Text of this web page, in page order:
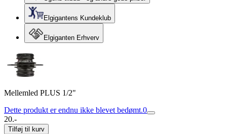
Elgigantens Kundeklub
Elgiganten Erhverv
Mellemled PLUS 1/2"
Dette produkt er endnu ikke blevet bedømt.0
20.-
Tilføj til kurv